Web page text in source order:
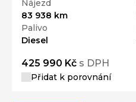
Nájezd
83 938 km
Palivo
Diesel
425 990 Kč s DPH
Přidat k porovnání